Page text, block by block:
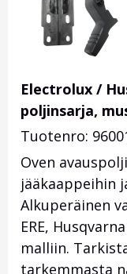
Electrolux /
poljinsarja,
Tuotenro:
Oven
jääkaappeihin
Alkuperäinen
ERE,
malliin.
tarkemmasta